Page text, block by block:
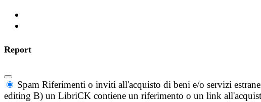
Report
Spam Riferimenti o inviti all'acquisto di beni e/o servizi
editing B) un LibriCK contiene un riferimento o un link